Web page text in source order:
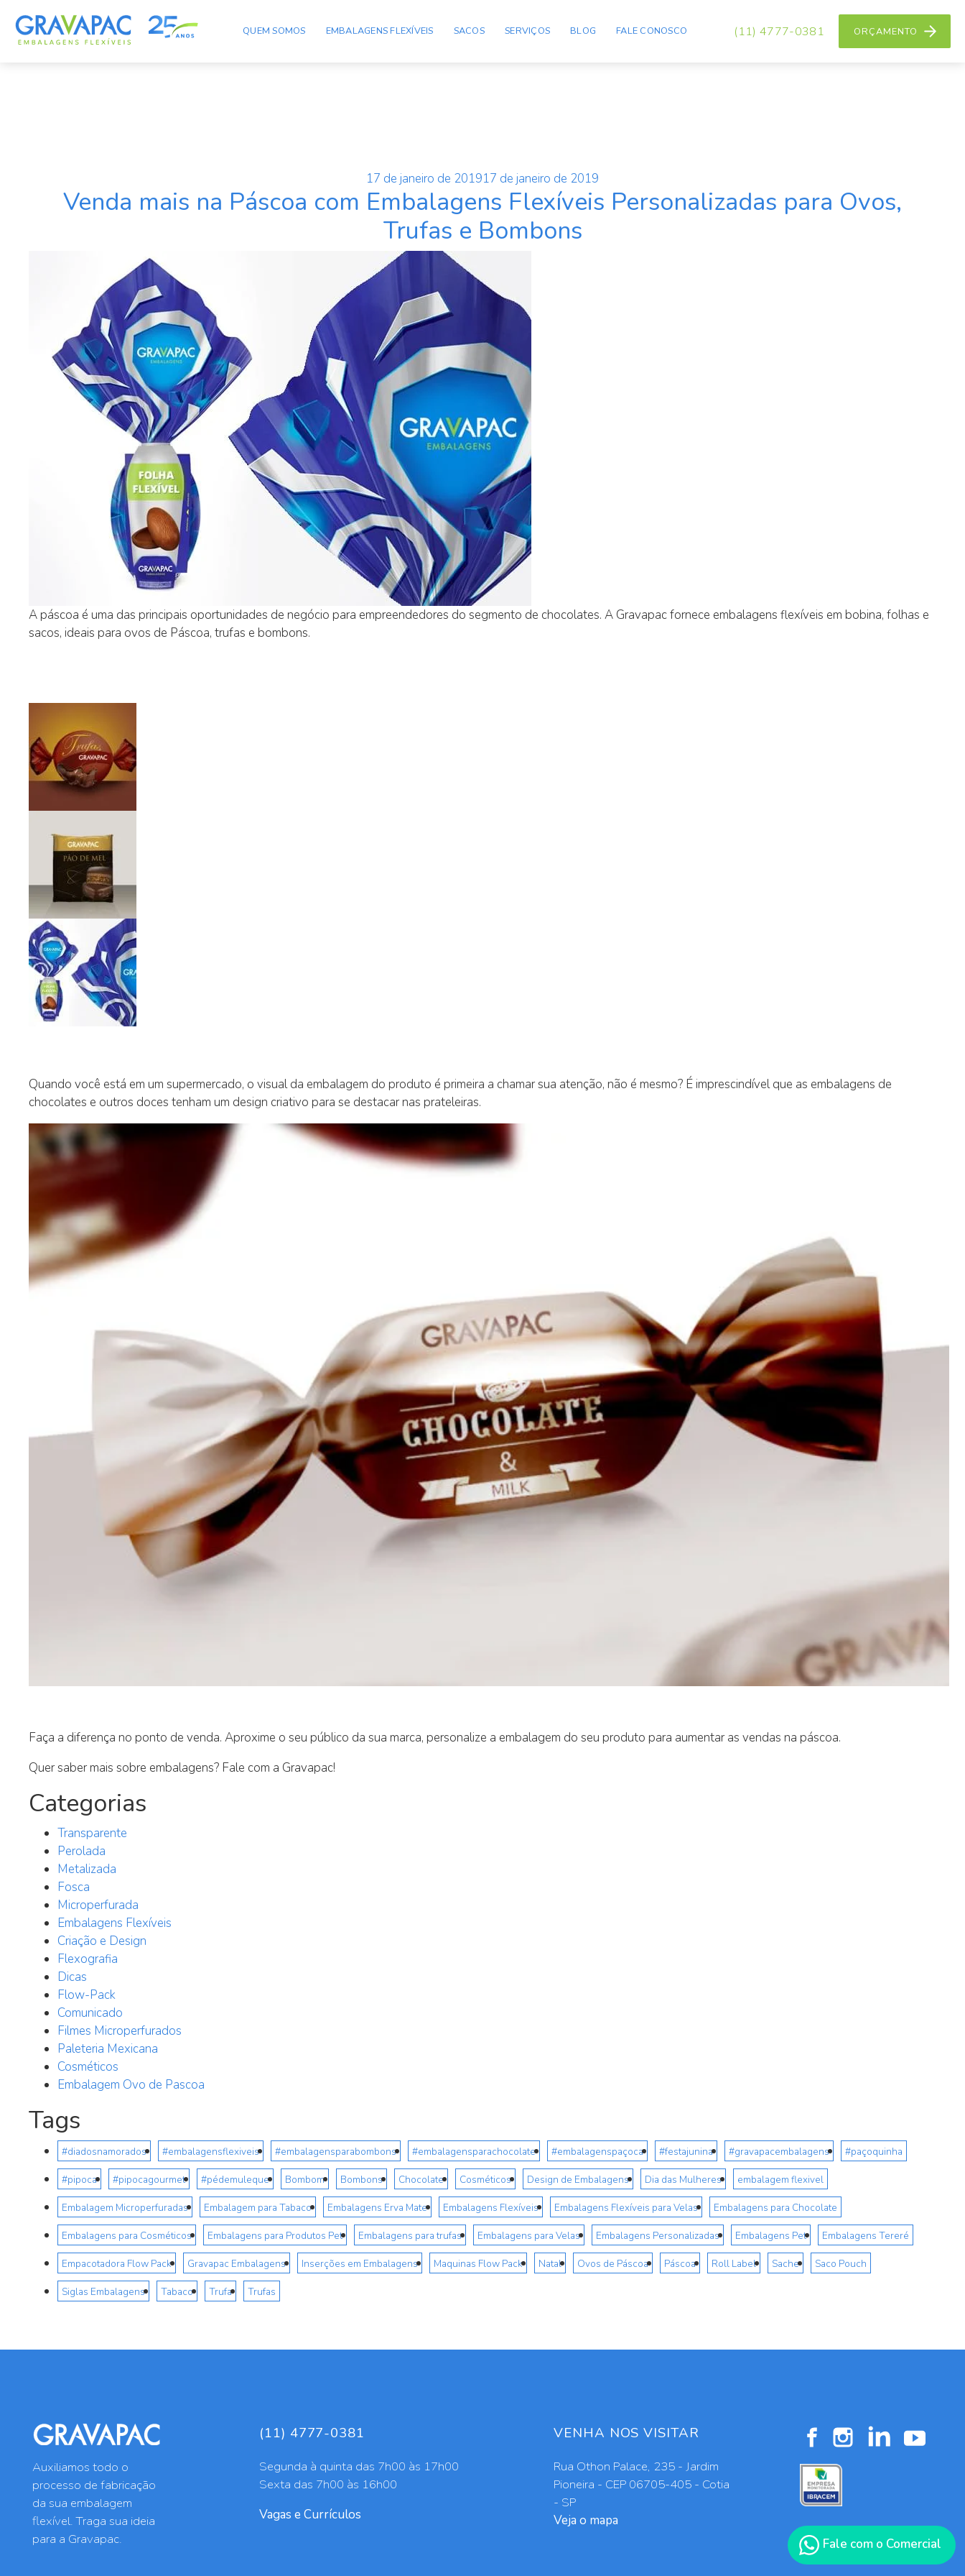
QUEM SOMOS EMBALAGENS FLEXÍVEIS SACOS SERVIÇOS BLOG FALE CONOSCO (11) 4777-0381 ORÇAMENTO
Categoria:Embalagem Ovo de Pascoa
Publicado
em
17 de janeiro de 201917 de janeiro de 2019
Venda mais na Páscoa com Embalagens Flexíveis Personalizadas para Ovos,
Trufas e Bombons
A páscoa é uma das principais oportunidades de negócio para empreendedores do segmento de chocolates. A Gravapac fornece embalagens flexíveis em bobina, folhas e
sacos, ideais para ovos de Páscoa, trufas e bombons.
Quando você está em um supermercado, o visual da embalagem do produto é primeira a chamar sua atenção, não é mesmo? É imprescindível que as embalagens de
chocolates e outros doces tenham um design criativo para se destacar nas prateleiras.
Faça a diferença no ponto de venda. Aproxime o seu público da sua marca, personalize a embalagem do seu produto para aumentar as vendas na páscoa.
Quer saber mais sobre embalagens? Fale com a Gravapac!
Categorias
Transparente
Perolada
Metalizada
Fosca
Microperfurada
Embalagens Flexíveis
Criação e Design
Flexografia
Dicas
Flow-Pack
Comunicado
Filmes Microperfurados
Paleteria Mexicana
Cosméticos
Embalagem Ovo de Pascoa
Tags
#diadosnamorados #embalagensflexiveis #embalagensparabombons #embalagensparachocolate #embalagenspaçoca #festajunina #gravapacembalagens #paçoquinha
#pipoca #pipocagourmet #pédemuleque Bombom Bombons Chocolate Cosméticos Design de Embalagens Dia das Mulheres embalagem flexivel
Embalagem Microperfuradas Embalagem para Tabaco Embalagens Erva Mate Embalagens Flexíveis Embalagens Flexíveis para Velas Embalagens para Chocolate
Embalagens para Cosméticos Embalagens para Produtos Pet Embalagens para trufas Embalagens para Velas Embalagens Personalizadas Embalagens Pet Embalagens Tereré
Empacotadora Flow Pack Gravapac Embalagens Inserções em Embalagens Maquinas Flow Pack Natal Ovos de Páscoa Páscoa Roll Label Sache Saco Pouch
Siglas Embalagens Tabaco Trufa Trufas
Auxiliamos todo o
processo de fabricação
da sua embalagem
flexível. Traga sua ideia
para a Gravapac.
(11) 4777-0381
Segunda à quinta das 7h00 às 17h00
Sexta das 7h00 às 16h00
Vagas e Currículos
VENHA NOS VISITAR
Rua Othon Palace, 235 - Jardim
Pioneira - CEP 06705-405 - Cotia
- SP
Veja o mapa
Fale com o Comercial